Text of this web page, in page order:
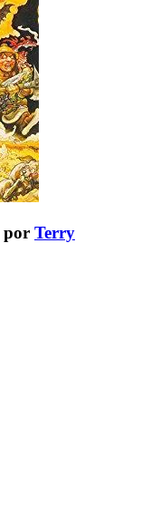
por Terry